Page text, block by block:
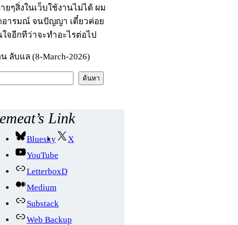
ยๆสิ่งในเว็บใช้งานไม่ได้ ผม
อารมณ์ จนปัญญา เดี๋ยวค่อย
จอีกทีว่าจะทำอะไรต่อไป
ลับแล (8-March-2026)
ค้นหา
Link
Bluesky
X
YouTube
LetterboxD
Medium
Substack
Web Backup